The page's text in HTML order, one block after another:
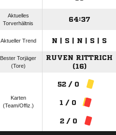
Aktuelles
Torverhältnis
64:37
Aktueller Trend N | S | N | S | S
Bester Torjäger
(Tore)
RUVEN RITTRICH
(16)
Karten
(Team/Offiz.)
52 / 0
1 / 0
2 / 0